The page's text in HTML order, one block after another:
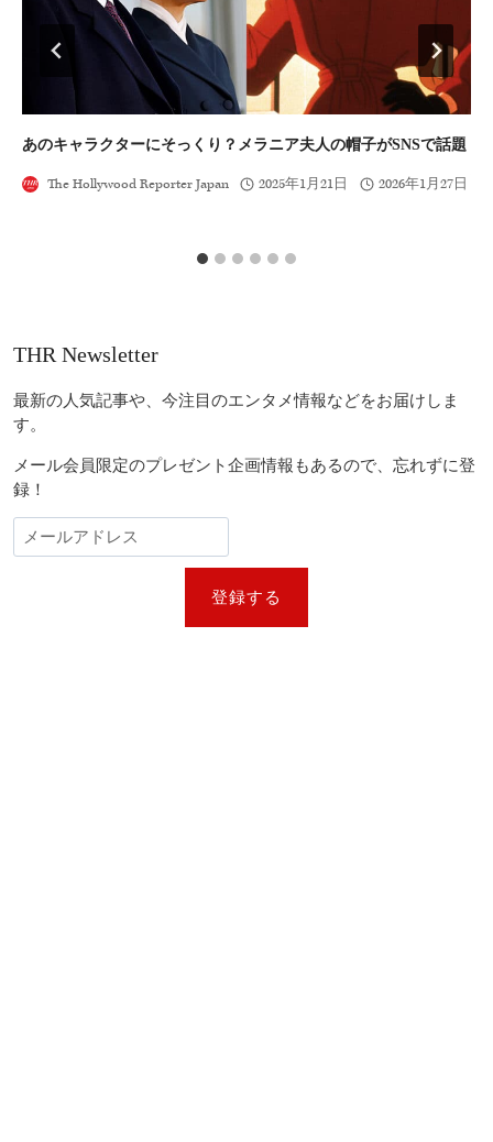
あのキャラクターにそっくり？メラニア夫人の帽子がSNSで話題
The Hollywood Reporter Japan 2025年1月21日 2026年1月27日
THR Newsletter
最新の人気記事や、今注目のエンタメ情報などをお届けしま
す。
メール会員限定のプレゼント企画情報もあるので、忘れずに登
録！
登録する